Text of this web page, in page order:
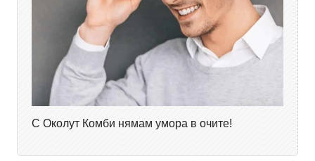
С Околут Комби нямам умора в очите!